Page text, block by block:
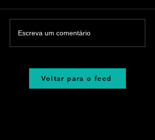
Escreva um comentário
Voltar para o feed